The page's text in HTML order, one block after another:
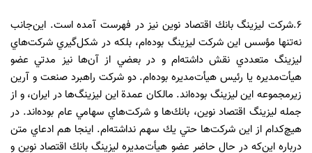
6.شركت ليزينگ بانك اقتصاد نوين نيز در فهرست آمده است. اين‌جانب
نه‌تنها مؤسس اين شركت ليزينگ بوده‌ام، بلكه در شكل‌گيري شركت‌هاي
ليزينگ متعددي نقش داشته‌ام و در بعضي از آن‌ها نيز مدتي عضو
هيأت‌مديره يا رئيس هيأت‌مديره بوده‌ام. دو شركت راهبرد صنعت و آرين
زيرمجموعه اين ليزينگ بوده‌اند. مالكان عمدة اين ليزينگ‌ها در ايران، و از
جمله ليزينگ اقتصاد نوين، بانك‌ها و شركت‌هاي سهامي عام بوده‌اند. در
هيچ‌كدام از اين شركت‌ها حتي يك سهم نداشته‌ام. اينجا هم ادعاي متن
درباره اين‌كه در حال حاضر عضو هيأت‌مديره ليزينگ بانك اقتصاد نوين و